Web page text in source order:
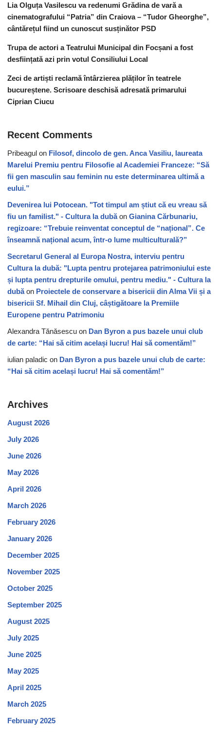
Lia Olguța Vasilescu va redenumi Grădina de vară a
cinematografului “Patria” din Craiova – “Tudor Gheorghe”,
cântărețul fiind un cunoscut susținător PSD
Trupa de actori a Teatrului Municipal din Focșani a fost
desființată azi prin votul Consiliului Local
Zeci de artiști reclamă întârzierea plăților în teatrele
bucureștene. Scrisoare deschisă adresată primarului
Ciprian Ciucu
Recent Comments
Pribeagul on Filosof, dincolo de gen. Anca Vasiliu, laureata
Marelui Premiu pentru Filosofie al Academiei Franceze: “Să
fii gen masculin sau feminin nu este determinarea ultimă a
eului.”
Devenirea lui Potocean. "Tot timpul am știut că eu vreau să
fiu un familist." - Cultura la dubăon Gianina Cărbunariu,
regizoare: “Trebuie reinventat conceptul de “național”. Ce
înseamnă național acum, într-o lume multiculturală?”
Secretarul General al Europa Nostra, interviu pentru
Cultura la dubă: "Lupta pentru protejarea patrimoniului este
și lupta pentru drepturile omului, pentru mediu." - Cultura la
dubăon Proiectele de conservare a bisericii din Alma Vii și a
bisericii Sf. Mihail din Cluj, câștigătoare la Premiile
Europene pentru Patrimoniu
Alexandra Tănăsescu on Dan Byron a pus bazele unui club
de carte: “Hai să citim același lucru! Hai să comentăm!”
iulian paladic on Dan Byron a pus bazele unui club de carte:
“Hai să citim același lucru! Hai să comentăm!”
Archives
August 2026
July 2026
June 2026
May 2026
April 2026
March 2026
February 2026
January 2026
December 2025
November 2025
October 2025
September 2025
August 2025
July 2025
June 2025
May 2025
April 2025
March 2025
February 2025